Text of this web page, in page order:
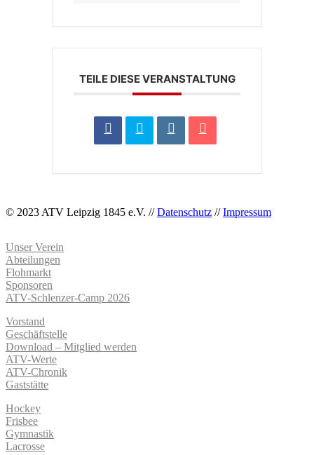
TEILE DIESE VERANSTALTUNG
© 2023 ATV Leipzig 1845 e.V. //Datenschutz //Impressum
Unser Verein
Abteilungen
Flohmarkt
Sponsoren
ATV-Schlenzer-Camp 2026
Vorstand
Geschäftstelle
Download – Mitglied werden
ATV-Werte
ATV-Chronik
Gaststätte
Hockey
Frisbee
Gymnastik
Lacrosse